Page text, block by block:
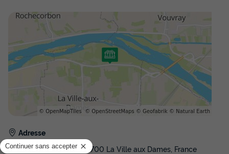
Adresse
8 rue Berthe Morisot - 37700 La Ville aux Dames, France